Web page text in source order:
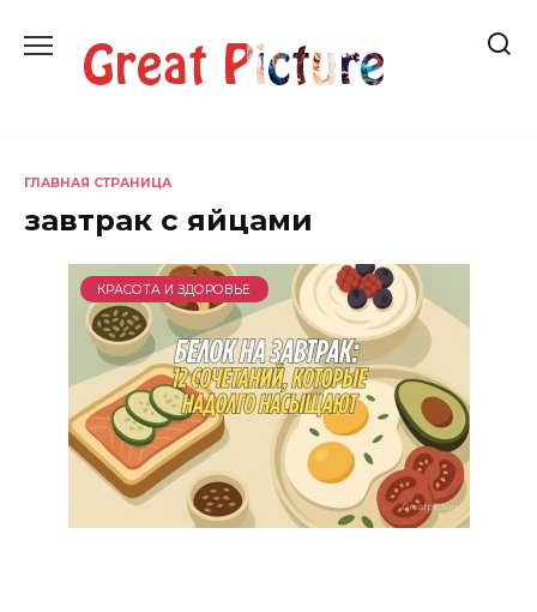
содержанию
ГЛАВНАЯ СТРАНИЦА
завтрак с яйцами
КРАСОТА И ЗДОРОВЬЕ